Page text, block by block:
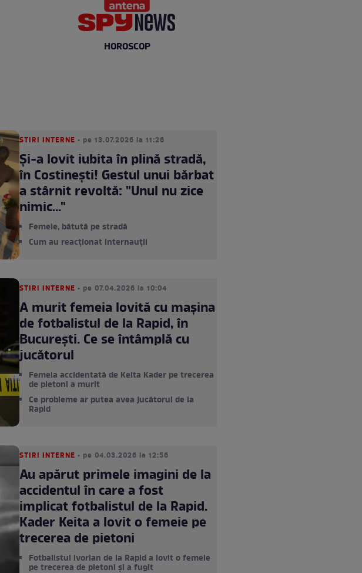
HOROSCOP
STIRI INTERNE • pe 13.07.2026 la 11:26
Și-a lovit iubita în plină stradă,
în Costinești! Gestul unui bărbat
a stârnit revoltă: "Unul nu zice
nimic..."
Femeie, bătută pe stradă
Cum au reacționat internauții
STIRI INTERNE • pe 07.04.2026 la 10:04
A murit femeia lovită cu mașina
de fotbalistul de la Rapid, în
București. Ce se întâmplă cu
jucătorul
Femeia accidentată de Keita Kader pe trecerea
de pietoni a murit
Ce probleme ar putea avea jucătorul de la
Rapid
STIRI INTERNE • pe 04.03.2026 la 12:56
Au apărut primele imagini de la
accidentul în care a fost
implicat fotbalistul de la Rapid.
Kader Keita a lovit o femeie pe
trecerea de pietoni
Fotbalistul ivorian de la Rapid a lovit o femeie
pe trecerea de pietoni și a fugit